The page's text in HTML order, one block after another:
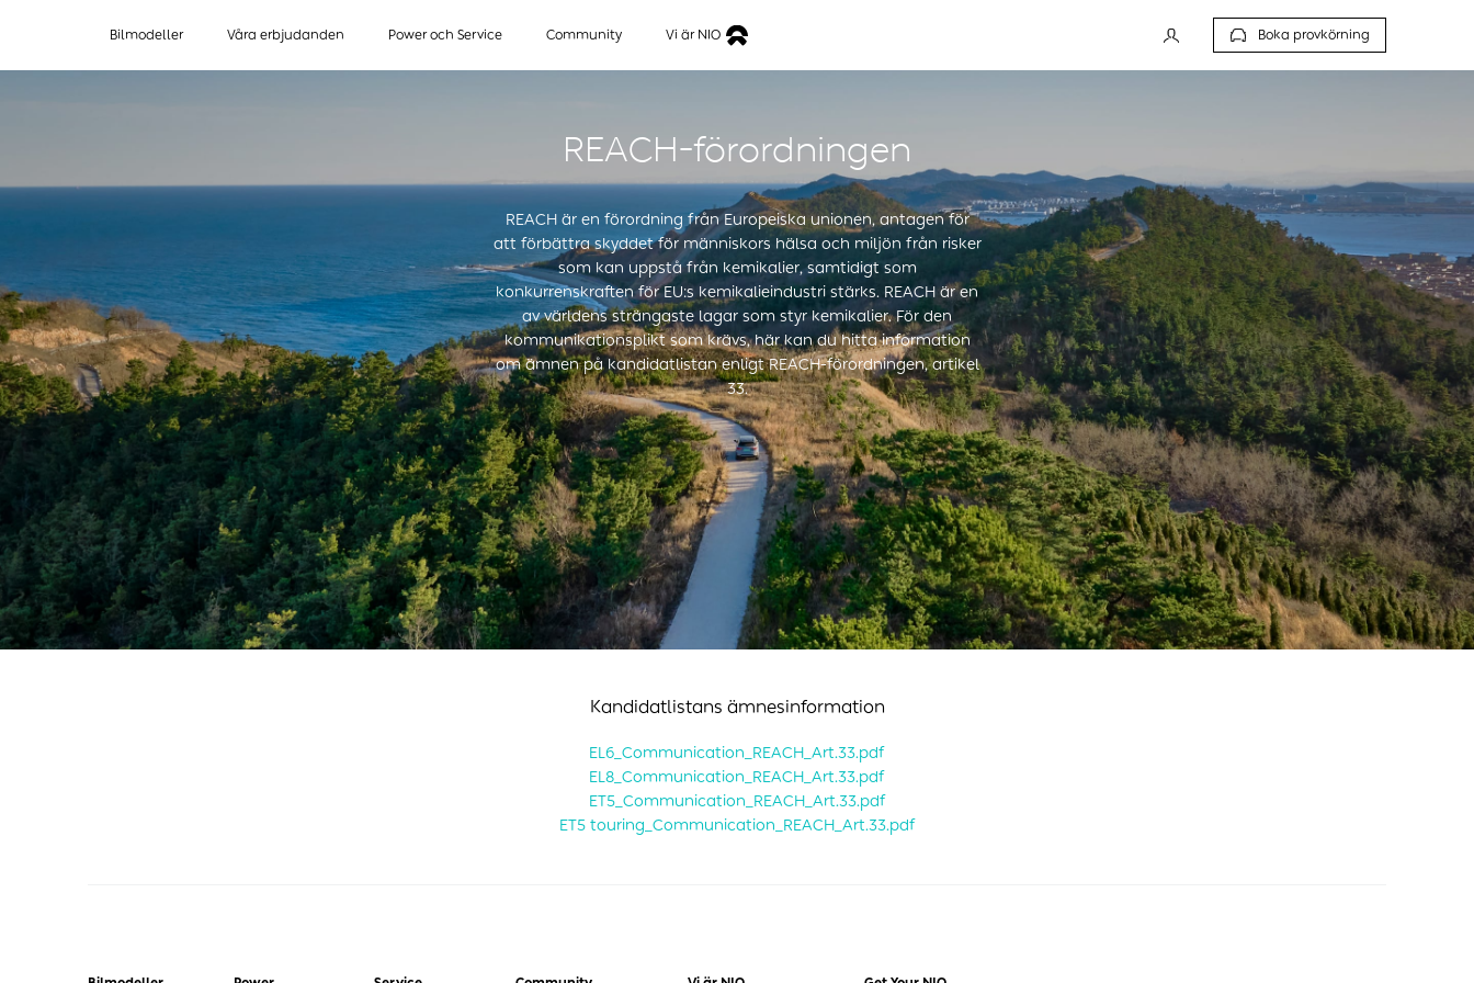
Bilmodeller Våra erbjudanden Power och Service Community Vi är NIO Boka provkörning
REACH-förordningen
REACH är en förordning från Europeiska unionen, antagen för
att förbättra skyddet för människors hälsa och miljön från risker
som kan uppstå från kemikalier, samtidigt som
konkurrenskraften för EU:s kemikalieindustri stärks. REACH är en
av världens strängaste lagar som styr kemikalier. För den
kommunikationsplikt som krävs, här kan du hitta information
om ämnen på kandidatlistan enligt REACH-förordningen, artikel
33.
Kandidatlistans ämnesinformation
EL6_Communication_REACH_Art.33.pdf
EL8_Communication_REACH_Art.33.pdf
ET5_Communication_REACH_Art.33.pdf
ET5 touring_Communication_REACH_Art.33.pdf